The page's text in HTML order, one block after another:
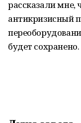
рассказали мне,
антикризисный
будет сохранено.